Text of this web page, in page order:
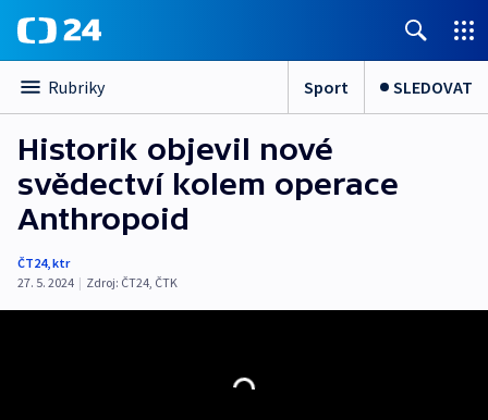
Rubriky Sport SLEDOVAT
Historik objevil nové
svědectví kolem operace
Anthropoid
ČT24,ktr
27. 5. 2024 | Zdroj: ČT24, ČTK